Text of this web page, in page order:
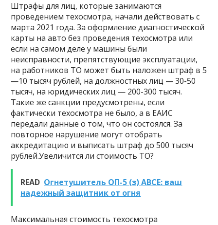
Штрафы для лиц, которые занимаются
проведением техосмотра, начали действовать с
марта 2021 года. За оформление диагностической
карты на авто без проведения техосмотра или
если на самом деле у машины были
неисправности, препятствующие эксплуатации,
на работников ТО может быть наложен штраф в 5
—10 тысяч рублей, на должностных лиц — 30-50
тысяч, на юридических лиц — 200-300 тысяч.
Такие же санкции предусмотрены, если
фактически техосмотра не было, а в ЕАИС
передали данные о том, что он состоялся. За
повторное нарушение могут отобрать
аккредитацию и выписать штраф до 500 тысяч
рублей.Увеличится ли стоимость ТО?
READ Огнетушитель ОП-5 (з) АВСЕ: ваш
надежный защитник от огня
Максимальная стоимость техосмотра